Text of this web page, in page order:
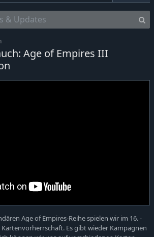
Age of Empires III
Age of Empires-Reihe spielen wir im 16. -
Es gibt wieder Kampagnen